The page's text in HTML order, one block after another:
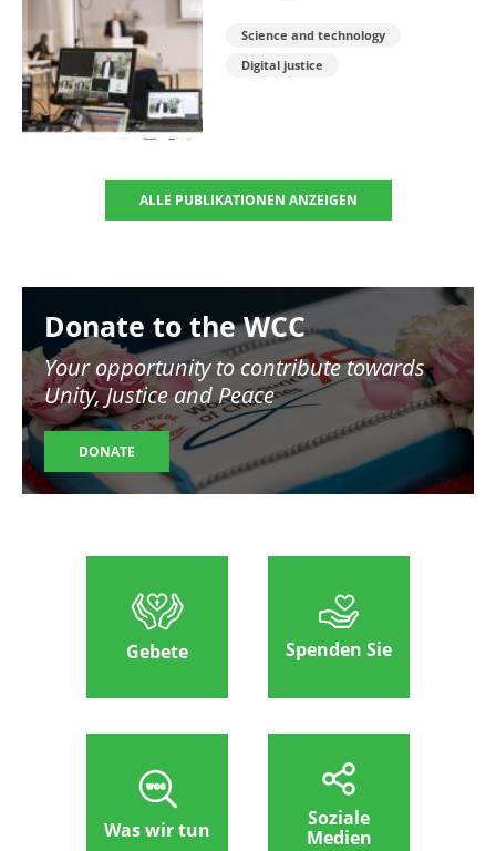
Science and technology
Digital justice
ALLE PUBLIKATIONEN ANZEIGEN
Donate to the WCC
Your opportunity to contribute towards
Unity, Justice and Peace
DONATE
Gebete Spenden Sie
Was wir tun
Soziale
Medien